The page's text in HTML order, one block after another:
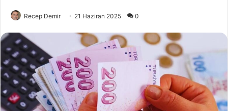
Recep Demir 21 Haziran 2025 0